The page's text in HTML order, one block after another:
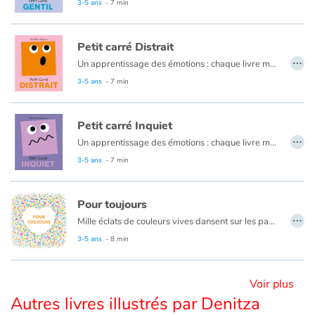
Blog
Actualités
Par thématique
Rencontres et témoignages
Contes d'ici et d'ailleurs
Autour de la lecture
Apprendre à lire
3-5 ans - 7 min
Petit carré Distrait
Un apprentissage des émotions : chaque livre met en scène un petit personnage amusant et attachant, qui représente un sentiment ou une attitude. À travers ce personnage à la forme géométrique amusante, le livre traite de notre capacité à apprivoiser et à maîtriser nos émotions.
3-5 ans - 7 min
…
Petit carré Inquiet
Un apprentissage des émotions : chaque livre met en scène un petit personnage amusant et attachant, qui représente un sentiment ou une attitude. À travers ce personnage à la forme géométrique amusante, le livre traite de notre capacité à apprivoiser et à maîtriser nos émotions.
3-5 ans - 7 min
…
Pour toujours
Mille éclats de couleurs vives dansent sur les pages et composent des images : les jours et les nuits se suivent, les rires se transforment en soupirs, les saisons défilent… Dans ce tourbillon de perpétuels mouvements, y a-t-il des choses qui ne changent pas ? Ou peut-être un lieu secret pour s’abriter, se ressourcer… Oui, tout change, tout le temps. Et pourtant !
3-5 ans - 8 min
…
Voir plus
Autres livres illustrés par Denitza